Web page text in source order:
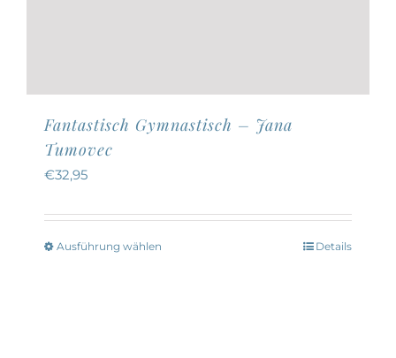
Fantastisch Gymnastisch – Jana
Tumovec
€32,95
Ausführung wählen Details